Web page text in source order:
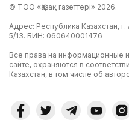
© ТОО «Қазақ газеттері» 2026.
Адрес: Республика Казахстан, г.
5/13. БИН: 060640001476
Все права на информационные
сайте, охраняются в
Казахстан, в том числе об